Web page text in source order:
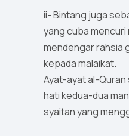
ii- Bintang juga
yang cuba mencuri
mendengar rahsia
kepada malaikat.
Ayat-ayat al-
hati kedua-dua
syaitan yang